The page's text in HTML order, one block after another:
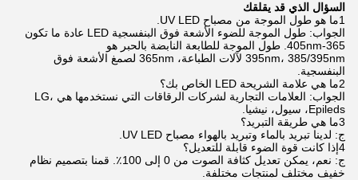
السؤال الذي قد يقلقك
1ما هو طول الموجة من مصباح UV LED.
الجواب: طول الموجة للضوء الأشعة فوق البنفسجية LED عادة ما تكون
365-405nm. طول الموجة للطابعة النابضة بالحبر هو
395nm، 385/395nm لآلات الطباعة، 365nm لصمغ الأشعة فوق
البنفسجية.
2ما هي علامة الشريحة LED الخاص بك؟
الجواب: العلامات التجارية لشركات الرقاقات التي نستخدمها هي LG،
Epileds، سيول، نيشيا.
3ما هي طريقة التبريد؟
ج: لدينا تبريد بالماء وتبريد بالهواء مصباح UV LED.
4إذا كانت قوة الضوء قابلة للتعديل؟
ج: نعم، يمكن تعديل كثافة الصوت من 0 إلى 100٪. قمنا بتصميم نظام
خفيف مختلف لمنتجات مختلفة.